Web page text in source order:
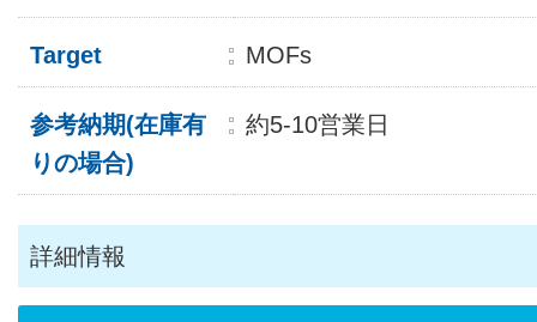
Target MOFs
参考納期(在庫有
りの場合)
約5-10営業日
詳細情報